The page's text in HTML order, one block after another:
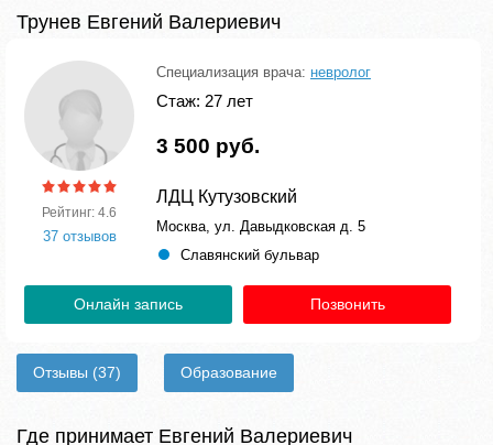
Трунев Евгений Валериевич
Рейтинг: 4.6
37 отзывов
Специализация врача: невролог
Стаж: 27 лет
3 500 руб.
ЛДЦ Кутузовский
Москва, ул. Давыдковская д. 5
Славянский бульвар
Онлайн запись Позвонить
Отзывы (37) Образование
Где принимает Евгений Валериевич